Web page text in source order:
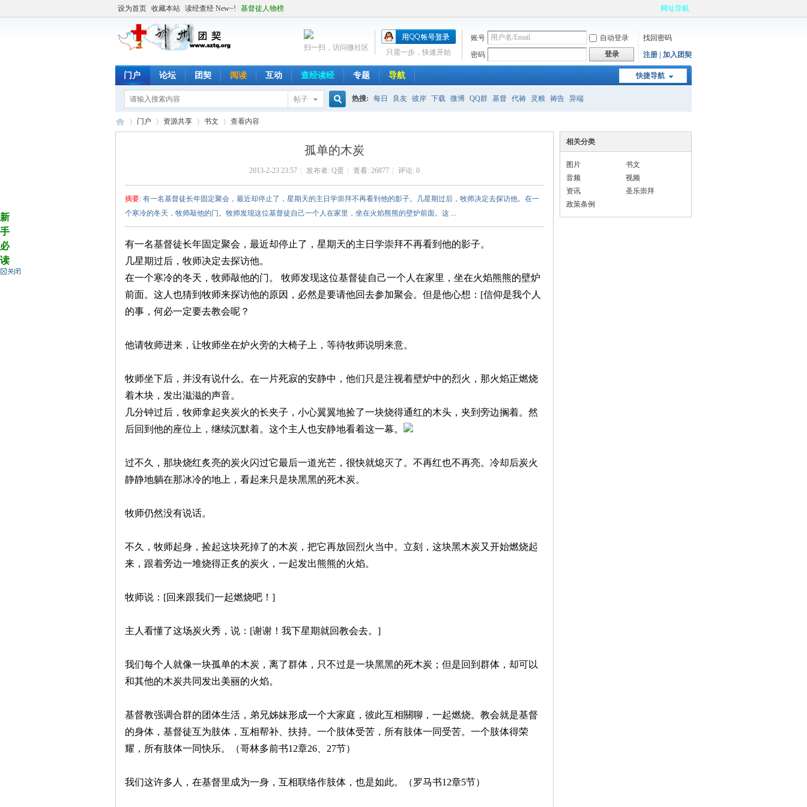
设为首页 收藏本站 读经查经 New~! 基督徒人物榜 网址导航
账号 自动登录
找回密码
密码
登录 注册 | 加入团契
只需一步，快速开始
扫一扫，访问微社区
快捷导航
门户 论坛 团契 阅读 互动 查经读经 专题 导航
帖子
索
热搜: 每日 良友 彼岸 下载 微博 QQ群 基督 代祷 灵粮 祷告 异端
门户 资源共享 书文 查看内容
孤单的木炭
2013-2-23 23:57 发布者: Q蛋 查看: 26877 评论: 0
摘要: 有一名基督徒长年固定聚会，最近却停止了，星期天的主日学崇拜不再看到他的影子。几星期过后，牧师决定去探访他。在一
个寒冷的冬天，牧师敲他的门。牧师发现这位基督徒自己一个人在家里，坐在火焰熊熊的壁炉前面。这 ...
有一名基督徒长年固定聚会，最近却停止了，星期天的主日学崇拜不再看到他的影子。
几星期过后，牧师决定去探访他。
在一个寒冷的冬天，牧师敲他的门。 牧师发现这位基督徒自己一个人在家里，坐在火焰熊熊的壁炉
前面。这人也猜到牧师来探访他的原因，必然是要请他回去参加聚会。但是他心想：[信仰是我个人
的事，何必一定要去教会呢？
他请牧师进来，让牧师坐在炉火旁的大椅子上，等待牧师说明来意。
牧师坐下后，并没有说什么。在一片死寂的安静中，他们只是注视着壁炉中的烈火，那火焰正燃烧
着木块，发出滋滋的声音。
几分钟过后，牧师拿起夹炭火的长夹子，小心翼翼地捡了一块烧得通红的木头，夹到旁边搁着。然
后回到他的座位上，继续沉默着。这个主人也安静地看着这一幕。
过不久，那块烧红炙亮的炭火闪过它最后一道光芒，很快就熄灭了。不再红也不再亮。冷却后炭火
静静地躺在那冰冷的地上，看起来只是块黑黑的死木炭。
牧师仍然没有说话。
不久，牧师起身，捡起这块死掉了的木炭，把它再放回烈火当中。立刻，这块黑木炭又开始燃烧起
来，跟着旁边一堆烧得正炙的炭火，一起发出熊熊的火焰。
牧师说：[回来跟我们一起燃烧吧！]
主人看懂了这场炭火秀，说：[谢谢！我下星期就回教会去。]
我们每个人就像一块孤单的木炭，离了群体，只不过是一块黑黑的死木炭；但是回到群体，却可以
和其他的木炭共同发出美丽的火焰。
基督教强调合群的团体生活，弟兄姊妹形成一个大家庭，彼此互相關聊，一起燃烧。教会就是基督
的身体，基督徒互为肢体，互相帮补、扶持。一个肢体受苦，所有肢体一同受苦。一个肢体得荣
耀，所有肢体一同快乐。（哥林多前书12章26、27节）
我们这许多人，在基督里成为一身，互相联络作肢体，也是如此。（罗马书12章5节）
相关分类
图片
书文
音频
视频
资讯
圣乐崇拜
政策条例
新
手
必
读